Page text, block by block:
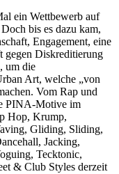
ein Wettbewerb auf
bis es dazu kam,
Engagement, eine
gegen Diskreditierung
um die
Art, welche „von
Vom Rap und
PINA-Motive im
Hop, Krump,
Gliding, Sliding,
Jacking,
Tecktonic,
& Club Styles derzeit